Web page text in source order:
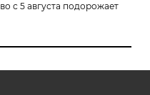
с 5 августа подорожает